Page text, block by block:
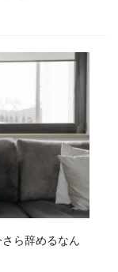
ら辞めるなん